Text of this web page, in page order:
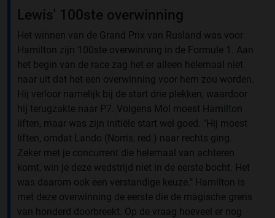
Lewis' 100ste overwinning
Het winnen van de Grand Prix van Rusland was voor
Hamilton zijn 100ste overwinning in de Formule 1. Aan
het begin van de race zag het er alleen helemaal niet
naar uit dat het een overwinning voor hem zou worden.
Hij verloor namelijk bij de start drie plekken, waardoor
hij terugzakte naar P7. Volgens Mol moest Hamilton
liften, maar was zijn initiële start wel goed. "Hij moest
liften, omdat Lando (Norris, red.) naar rechts ging.
Zeker met je concurrent die helemaal van achteren
komt, win je deze wedstrijd niet in de eerste bocht. Het
was daarom ook een verstandige keuze." Hamilton is
met deze overwinning de eerste die de magische grens
van honderd doorbreekt. Op de vraag hoeveel er nog